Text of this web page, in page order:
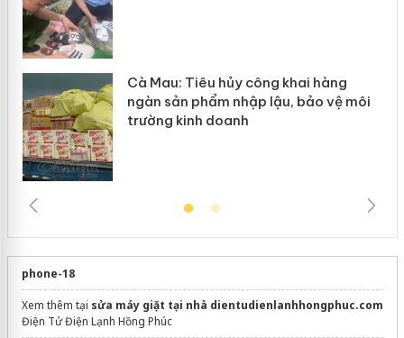
Cà Mau: Tiêu hủy công khai hàng
ngàn sản phẩm nhập lậu, bảo vệ môi
trường kinh doanh
phone-18
Xem thêm tại sửa máy giặt tại nhà dientudienlanhhongphuc.com
Điện Tử Điện Lạnh Hồng Phúc